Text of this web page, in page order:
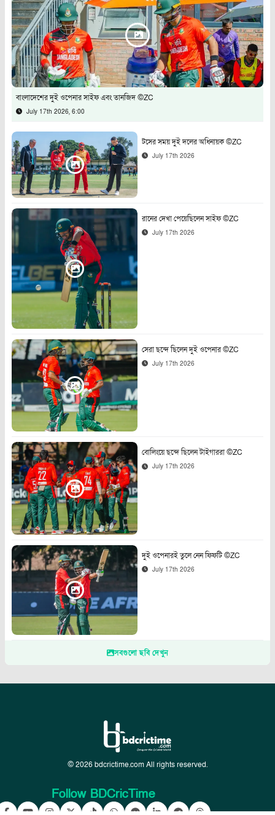
বাংলাদেশের দুই ওপেনার সাইফ এবং তানজিদ ©ZC
July 17th 2026, 6:00
টসের সময় দুই দলের অধিনায়ক ©ZC
July 17th 2026
রানের দেখা পেয়েছিলেন সাইফ ©ZC
July 17th 2026
সেরা ছন্দে ছিলেন দুই ওপেনার ©ZC
July 17th 2026
বোলিংয়ে ছন্দে ছিলেন টাইগাররা ©ZC
July 17th 2026
দুই ওপেনারই তুলে নেন ফিফটি ©ZC
July 17th 2026
সবগুলো ছবি দেখুন
© 2026 bdcrictime.com All rights reserved.
Follow BDCricTime